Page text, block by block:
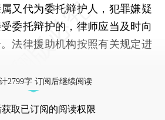
又代为委托辩护人，犯罪嫌疑
委托辩护的，律师应当及时向
法律援助机构按照有关规定进
2799字 订阅后继续阅读
获取已订阅的阅读权限